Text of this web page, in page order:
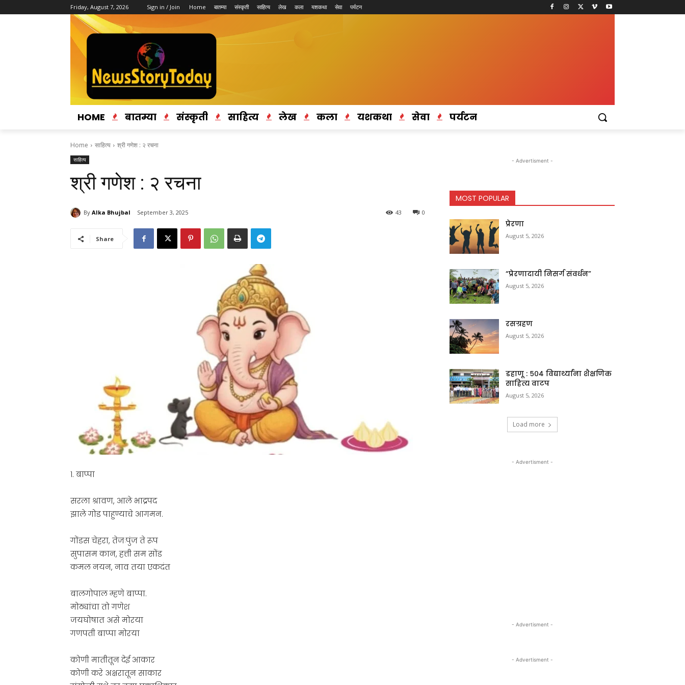
Friday, August 7, 2026 Sign in / Join Home बातम्या संस्कृती साहित्य लेख कला यशकथा सेवा पर्यटन
HOME बातम्या संस्कृती साहित्य लेख कला यशकथा सेवा पर्यटन
Home साहित्य श्री गणेश : २ रचना
साहित्य
श्री गणेश : २ रचना
By Alka Bhujbal September 3, 2025 0
43
Share
१. बाप्पा
सरला श्रावण, आले भाद्रपद
झाले गोड पाहुण्याचे आगमन.
गोंडस चेहरा, तेजःपुंज ते रूप
सुपासम कान, हत्ती सम सोंड
कमल नयन, नाव तया एकदंत
बालगोपाल म्हणे बाप्पा.
मोठ्यांचा तो गणेश
जयघोषात असे मोरया
गणपती बाप्पा मोरया
कोणी मातीतून देई आकार
कोणी करे अक्षरातून साकार
- Advertisment -
MOST POPULAR
प्रेरणा
August 5, 2026
“प्रेरणादायी निसर्ग संवर्धन”
August 5, 2026
रसग्रहण
August 5, 2026
डहाणू : ५०४ विद्यार्थ्यांना शैक्षणिक
साहित्य वाटप
August 5, 2026
Load more
- Advertisment -
- Advertisment -
- Advertisment -